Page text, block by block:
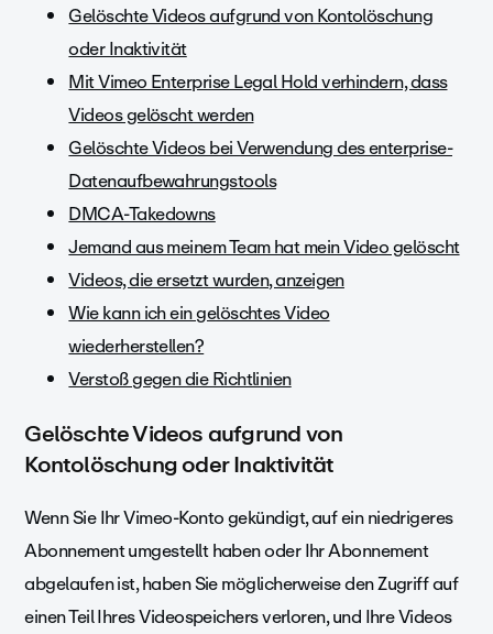
Gelöschte Videos aufgrund von Kontolöschung
oder Inaktivität
Mit Vimeo Enterprise Legal Hold verhindern, dass
Videos gelöscht werden
Gelöschte Videos bei Verwendung des enterprise-
Datenaufbewahrungstools
DMCA-Takedowns
Jemand aus meinem Team hat mein Video gelöscht
Videos, die ersetzt wurden, anzeigen
Wie kann ich ein gelöschtes Video
wiederherstellen?
Verstoß gegen die Richtlinien
Gelöschte Videos aufgrund von
Kontolöschung oder Inaktivität
Wenn Sie Ihr Vimeo-Konto gekündigt, auf ein niedrigeres
Abonnement umgestellt haben oder Ihr Abonnement
abgelaufen ist, haben Sie möglicherweise den Zugriff auf
einen Teil Ihres Videospeichers verloren, und Ihre Videos